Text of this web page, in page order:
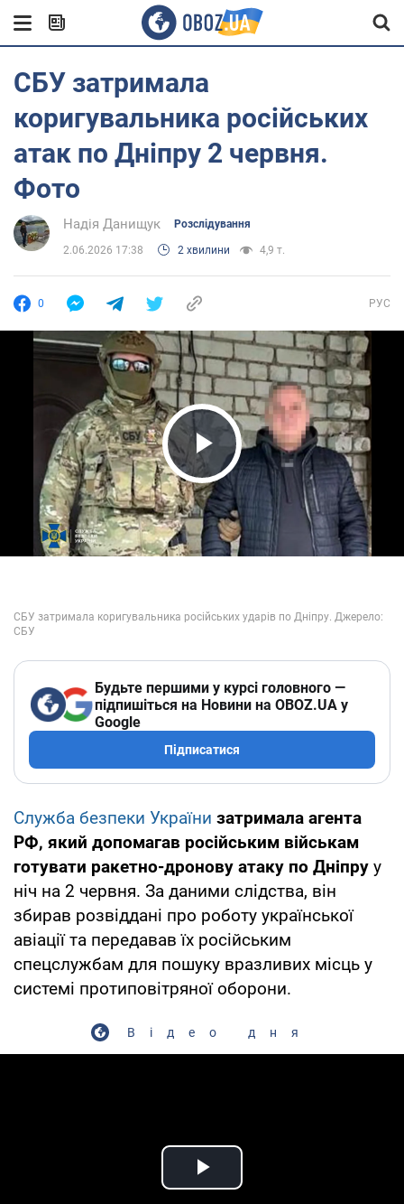
СБУ затримала
коригувальника російських
атак по Дніпру 2 червня.
Фото
Надія Данищук Розслідування
2.06.2026 17:38 2 хвилини 4,9 т.
0 РУС
Play Video
Будьте першими у курсі головного —
підпишіться на Новини на OBOZ.UA у
Google
Підписатися
Служба безпеки України затримала агента
РФ, який допомагав російським військам
готувати ракетно-дронову атаку по Дніпру у
ніч на 2 червня. За даними слідства, він
збирав розвіддані про роботу української
авіації та передавав їх російським
спецслужбам для пошуку вразливих місць у
системі протиповітряної оборони.
Відео дня
Play Video